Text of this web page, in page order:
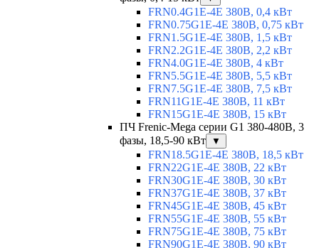
FRN0.4G1E-4E 380В, 0,4 кВт
FRN0.75G1E-4E 380В, 0,75 кВт
FRN1.5G1E-4E 380В, 1,5 кВт
FRN2.2G1E-4E 380В, 2,2 кВт
FRN4.0G1E-4E 380В, 4 кВт
FRN5.5G1E-4E 380В, 5,5 кВт
FRN7.5G1E-4E 380В, 7,5 кВт
FRN11G1E-4E 380В, 11 кВт
FRN15G1E-4E 380В, 15 кВт
ПЧ Frenic-Mega серии G1 380-480В, 3
фазы, 18,5-90 кВт
▼
FRN18.5G1E-4E 380В, 18,5 кВт
FRN22G1E-4E 380В, 22 кВт
FRN30G1E-4E 380В, 30 кВт
FRN37G1E-4E 380В, 37 кВт
FRN45G1E-4E 380В, 45 кВт
FRN55G1E-4E 380В, 55 кВт
FRN75G1E-4E 380В, 75 кВт
FRN90G1E-4E 380В, 90 кВт